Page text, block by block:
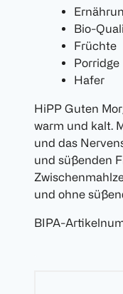
Bio-
Früchte
Porridge
Hafer
HiPP Guten
warm und kalt.
und das
und süßenden
und ohne
BIPA-